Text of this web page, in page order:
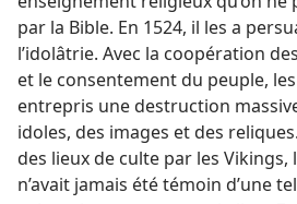
par la Bible. En 1524, il les a
l’idolâtrie. Avec la coopération
et le consentement du peuple,
entrepris une destruction
idoles, des images et des
des lieux de culte par les Vikings,
n’avait jamais été témoin d’une